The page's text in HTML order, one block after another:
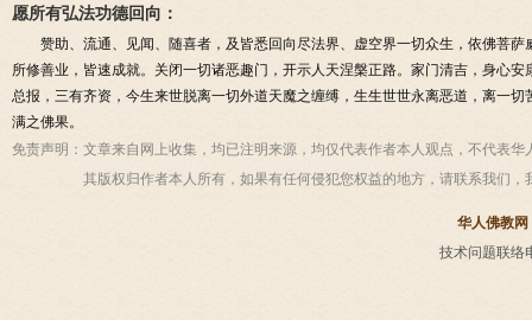
愿所有弘法功德回向：
赞助、流通、见闻、随喜者，及皆悉回向尽法界、虚空界一切众生，依佛菩
所修善业，皆速成就。关闭一切诸恶趣门，开示人天涅槃正路。家门清吉，身心
总报，三有齐资，今生来世脱离一切外道天魔之缠缚，生生世世永离恶道，离一
满之佛果。
免责声明： 文章来自网上收集，均已注明来源，均仅代表作者本人观点，不代表
其版权归作者本人所有，如果有任何侵犯您权益的地方，请联系我们，
华人佛教网
技术问题联络